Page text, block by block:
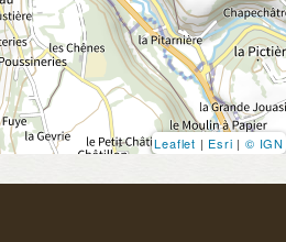
Leaflet | Esri | © IGN